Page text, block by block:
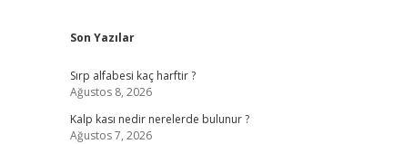
Sidebar
Son Yazılar
Sırp alfabesi kaç harftir ?
Ağustos 8, 2026
Kalp kası nedir nerelerde bulunur ?
Ağustos 7, 2026